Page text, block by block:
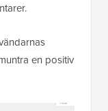
en positiv